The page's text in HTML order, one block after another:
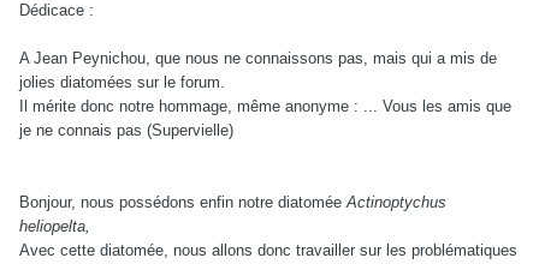
Dédicace :
A Jean Peynichou, que nous ne connaissons pas, mais qui a mis de
jolies diatomées sur le forum.
Il mérite donc notre hommage, même anonyme : ... Vous les amis que
je ne connais pas (Supervielle)
Bonjour, nous possédons enfin notre diatoméeActinoptychus
heliopelta,
Avec cette diatomée, nous allons donc travailler sur les problématiques